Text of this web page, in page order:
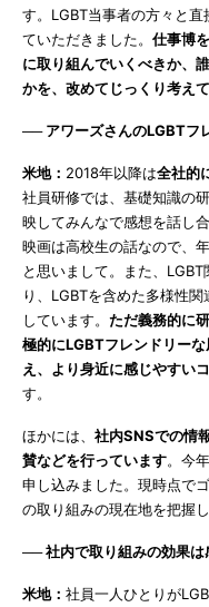
す。LGBT当事者の方々と
ていただきました。 仕事博
に取り組んでいくべきか、
かを、改めてじっくり考え
── アワーズさんのLGBTフ
米地： 2018年以降は全社的
社員研修では、基礎知識の
映してみんなで感想を話し
映画は高校生の話なので、
と思いまして。また、
り、LGBTを含めた多様性
しています。 ただ義務的に
極的にLGBTフレンドリー
え、より身近に感じやすい
す。
ほかには、 社内SNSでの情
賛などを行っています。今年
申し込みました。現時点で
の取り組みの現在地を把握
── 社内で取り組みの効果は
米地： 社員一人ひとりが